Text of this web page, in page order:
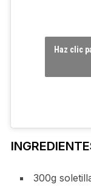
Haz clic
300g